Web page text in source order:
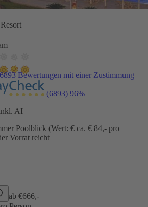
Bewertungen mit einer Zustimmung
(6893) 96%
AI
Poolblick (Wert: € ca. € 84,- pro
Vorrat reicht
ab €666,-